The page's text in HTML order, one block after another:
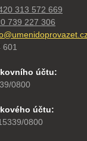
313 572 669
739 227 306
601
účtu:
0800
účtu:
0800